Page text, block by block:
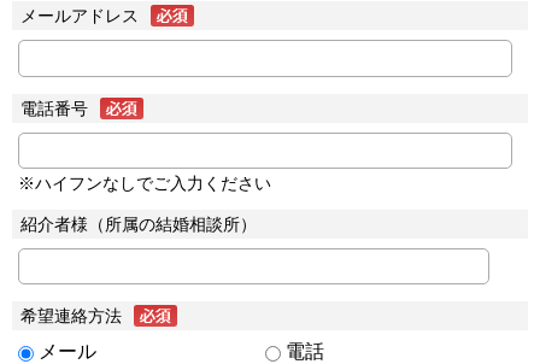
メールアドレス
電話番号
※ハイフンなしでご入力ください
紹介者様（所属の結婚相談所）
希望連絡方法
メール 電話